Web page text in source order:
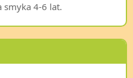
smyka 4-6 lat.